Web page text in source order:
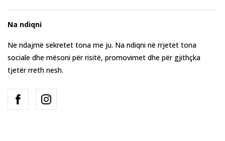
Na ndiqni
Ne ndajmë sekretet tona me ju. Na ndiqni në rrjetet tona
sociale dhe mësoni për risitë, promovimet dhe për gjithçka
tjetër rreth nesh.